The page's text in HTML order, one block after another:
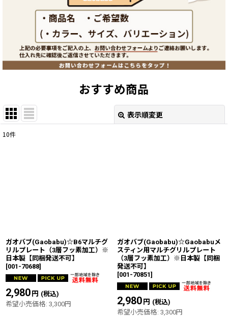
おすすめ商品
表示順変更
10件
ガオバブ(Gaobabu)☆B6マルチグ
リルプレート（3層フッ素加工）※
日本製【同梱発送不可】
[001-70688]
2,980円 (税込)
希望小売価格: 3,300円
ガオバブ(Gaobabu)☆Gaobabuメ
スティン用マルチグリルプレート
（3層フッ素加工）※日本製【同梱
発送不可】
[001-70851]
2,980円 (税込)
希望小売価格: 3,300円